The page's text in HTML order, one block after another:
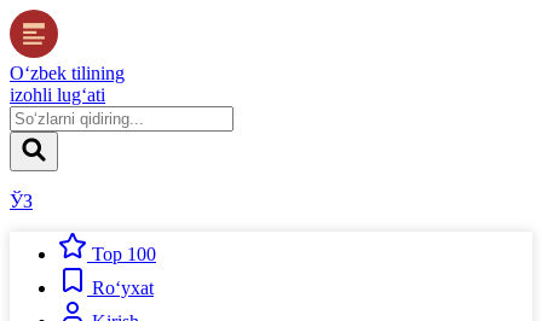
O‘zbek tilining
izohli lug‘ati
ЎЗ
Top 100
Ro‘yxat